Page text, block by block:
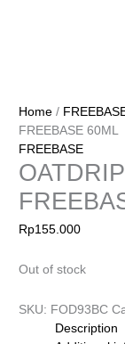
Home /
FREEBASE 60ML
FREEBASE
Rp155.000
Out of stock
SKU: FOD93BC
Description